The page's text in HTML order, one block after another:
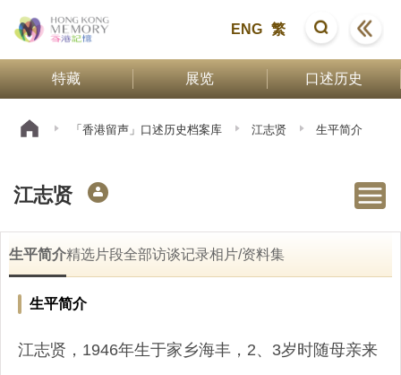
ENG 繁
特藏 展览 口述历史
「香港留声」口述历史档案库 江志贤 生平简介
江志贤
生平简介精选片段全部访谈记录相片/资料集
生平简介
江志贤，1946年生于家乡海丰，2、3岁时随母亲来